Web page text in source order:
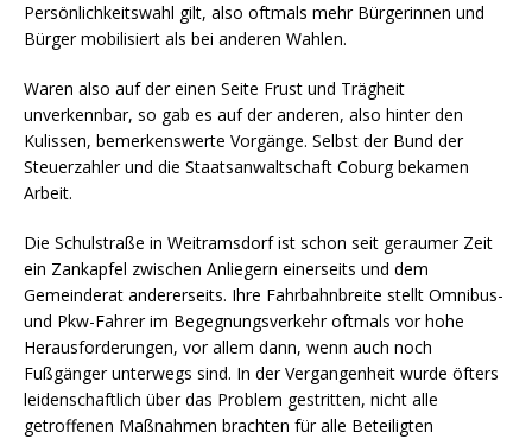
Persönlichkeitswahl gilt, also oftmals mehr Bürgerinnen und
Bürger mobilisiert als bei anderen Wahlen.
Waren also auf der einen Seite Frust und Trägheit
unverkennbar, so gab es auf der anderen, also hinter den
Kulissen, bemerkenswerte Vorgänge. Selbst der Bund der
Steuerzahler und die Staatsanwaltschaft Coburg bekamen
Arbeit.
Die Schulstraße in Weitramsdorf ist schon seit geraumer Zeit
ein Zankapfel zwischen Anliegern einerseits und dem
Gemeinderat andererseits. Ihre Fahrbahnbreite stellt Omnibus-
und Pkw-Fahrer im Begegnungsverkehr oftmals vor hohe
Herausforderungen, vor allem dann, wenn auch noch
Fußgänger unterwegs sind. In der Vergangenheit wurde öfters
leidenschaftlich über das Problem gestritten, nicht alle
getroffenen Maßnahmen brachten für alle Beteiligten